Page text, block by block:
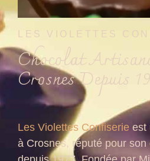
LES VIOLETTES
Chocolat
Crosnes Depuis
Les Violettes Confiserie est
à Crosnes, réputé pour